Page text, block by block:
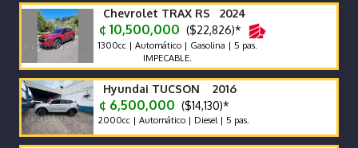
Chevrolet TRAX RS 2024
¢ 10,500,000 ($22,826)*
1300cc | Automático | Gasolina | 5 pas.
IMPECABLE.
Hyundai TUCSON 2016
¢ 6,500,000 ($14,130)*
2000cc | Automático | Diesel | 5 pas.